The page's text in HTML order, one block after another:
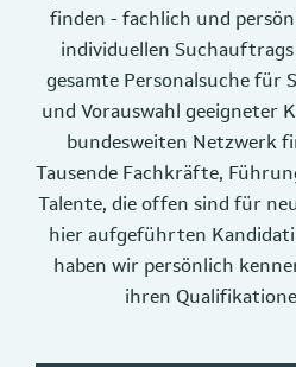
finden - fachlich und
individuellen
gesamte Personalsuche für
und Vorauswahl geeigneter
bundesweiten Netzwerk
Tausende Fachkräfte,
Talente, die offen sind für
hier aufgeführten
haben wir persönlich
ihren